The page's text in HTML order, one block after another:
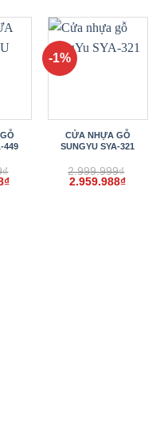
là:
2.959.988₫.
2.999.999₫.là:
449
₫
₫Giá
-1%
CỬA NHỰA GỖ
SUNGYU SYA-321
2.999.999₫
Giá
2.959.988₫Giá